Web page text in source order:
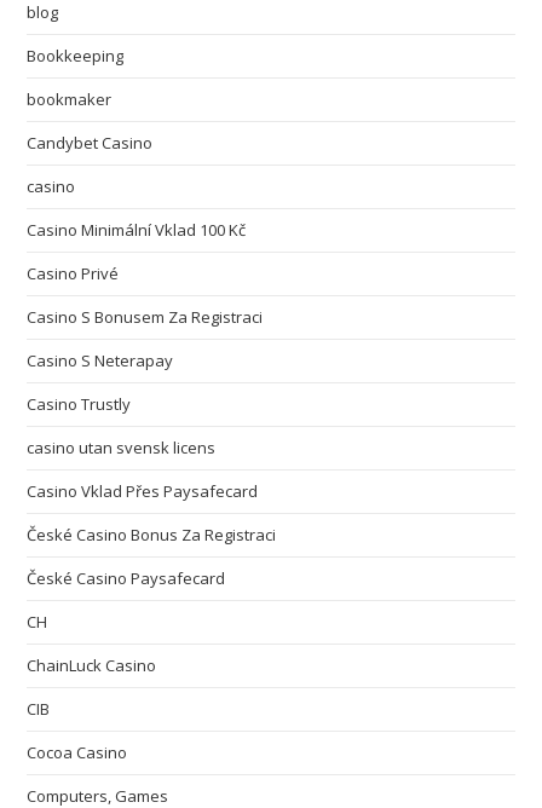
blog
Bookkeeping
bookmaker
Candybet Casino
casino
Casino Minimální Vklad 100 Kč
Casino Privé
Casino S Bonusem Za Registraci
Casino S Neterapay
Casino Trustly
casino utan svensk licens
Casino Vklad Přes Paysafecard
České Casino Bonus Za Registraci
České Casino Paysafecard
CH
ChainLuck Casino
CIB
Cocoa Casino
Computers, Games